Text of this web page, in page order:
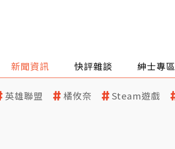
新聞資訊 快評雜談 紳士專區
英雄聯盟 橘攸奈 Steam遊戲